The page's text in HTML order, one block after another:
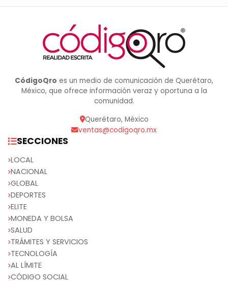
CódigoQro es un medio de comunicación de Querétaro,
México, que ofrece información veraz y oportuna a la
comunidad.
Querétaro, México
ventas@codigoqro.mx
SECCIONES
LOCAL
NACIONAL
GLOBAL
DEPORTES
ELITE
MONEDA Y BOLSA
SALUD
TRÁMITES Y SERVICIOS
TECNOLOGÍA
AL LÍMITE
CÓDIGO SOCIAL